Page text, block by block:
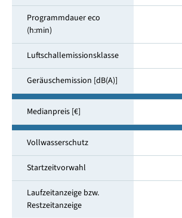
Programmdauer eco
(h:min)
Luftschallemissionsklasse
Geräuschemission [dB(A)]
Medianpreis [€]
Vollwasserschutz
Startzeitvorwahl
Laufzeitanzeige bzw.
Restzeitanzeige